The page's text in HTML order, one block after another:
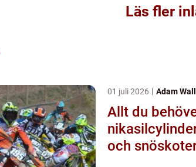
Läs fler
01 juli 2026 Adam
Allt du
och